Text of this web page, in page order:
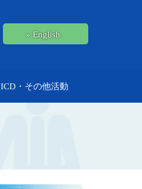
» English
ICD・その他活動